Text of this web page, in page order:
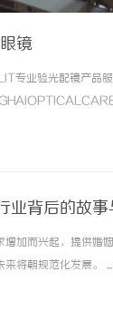
镜
专业验光配镜产品
门店。以完整验光
业背后的故
增加而兴起，提供婚
来将朝规范化发展。